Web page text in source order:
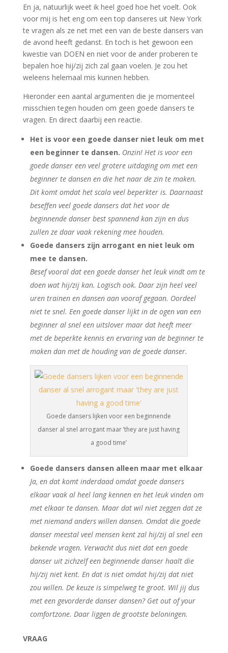
En ja, natuurlijk weet ik heel goed hoe het voelt. Ook
voor mij is het eng om een top danseres uit New York
te vragen als ze net met een van de beste dansers van
de avond heeft gedanst. En toch is het gewoon een
kwestie van DOEN en niet voor de ander proberen te
bepalen hoe hij/zij zich zal gaan voelen. Je zou het
weleens helemaal mis kunnen hebben.
Hieronder een aantal argumenten die je momenteel
misschien tegen houden om geen goede dansers te
vragen. En direct daarbij een reactie.
Het is voor een goede danser niet leuk om met
een beginner te dansen. Onzin! Het is voor een
goede danser een veel grotere uitdaging om met een
beginner te dansen en die het naar de zin te maken.
Dit komt omdat het scala veel beperkter is. Daarnaast
beseffen veel goede dansers dat het voor de
beginnende danser best spannend kan zijn en dus
zullen ze daar vaak rekening mee houden.
Goede dansers zijn arrogant en niet leuk om
mee te dansen.
Besef vooral dat een goede danser het leuk vindt om te
doen wat hij/zij kan. Logisch ook. Daar zijn heel veel
uren trainen en dansen aan vooraf gegaan. Oordeel
niet te snel. Een goede danser lijkt in de ogen van een
beginner al snel een uitslover maar dat heeft meer
met de beperkte kennis en ervaring van de beginner te
maken dan met de houding van de goede danser.
Goede dansers lijken voor een beginnende
danser al snel arrogant maar ’they are just having
a good time’
Goede dansers dansen alleen maar met elkaar
Ja, en dat komt inderdaad omdat goede dansers
elkaar vaak al heel lang kennen en het leuk vinden om
met elkaar te dansen. Maar dat wil niet zeggen dat ze
met niemand anders willen dansen. Omdat die goede
danser meestal veel mensen kent zal hij/zij al snel een
bekende vragen. Verwacht dus niet dat een goede
danser uit zichzelf een beginnende danser haalt die
hij/zij niet kent. En dat is niet omdat hij/zij dat niet
zou willen. De keuze is simpelweg te groot. Wil jij dus
met een gevorderde danser dansen? Get out of your
comfortzone. Daar liggen de grootste beloningen.
VRAAG